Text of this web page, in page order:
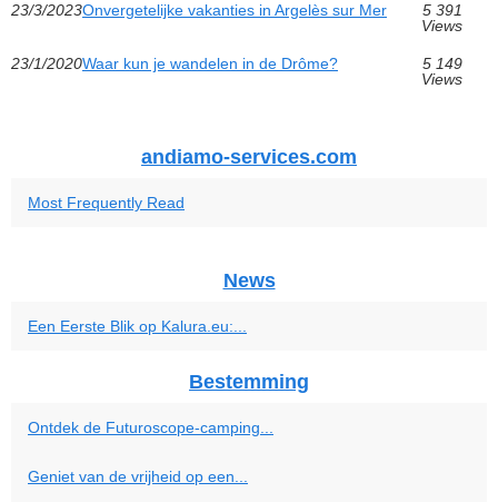
23/3/2023Onvergetelijke vakanties in Argelès sur Mer
5 391
Views
23/1/2020Waar kun je wandelen in de Drôme?
5 149
Views
andiamo-services.com
Most Frequently Read
News
Een Eerste Blik op Kalura.eu:...
Bestemming
Ontdek de Futuroscope-camping...
Geniet van de vrijheid op een...